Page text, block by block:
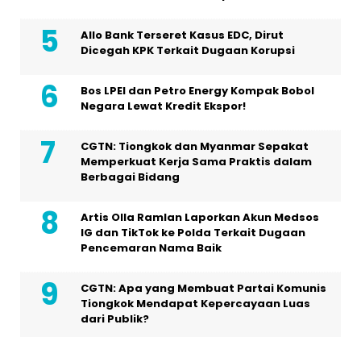
Allo Bank Terseret Kasus EDC, Dirut
Dicegah KPK Terkait Dugaan Korupsi
Bos LPEI dan Petro Energy Kompak Bobol
Negara Lewat Kredit Ekspor!
CGTN: Tiongkok dan Myanmar Sepakat
Memperkuat Kerja Sama Praktis dalam
Berbagai Bidang
Artis Olla Ramlan Laporkan Akun Medsos
IG dan TikTok ke Polda Terkait Dugaan
Pencemaran Nama Baik
CGTN: Apa yang Membuat Partai Komunis
Tiongkok Mendapat Kepercayaan Luas
dari Publik?